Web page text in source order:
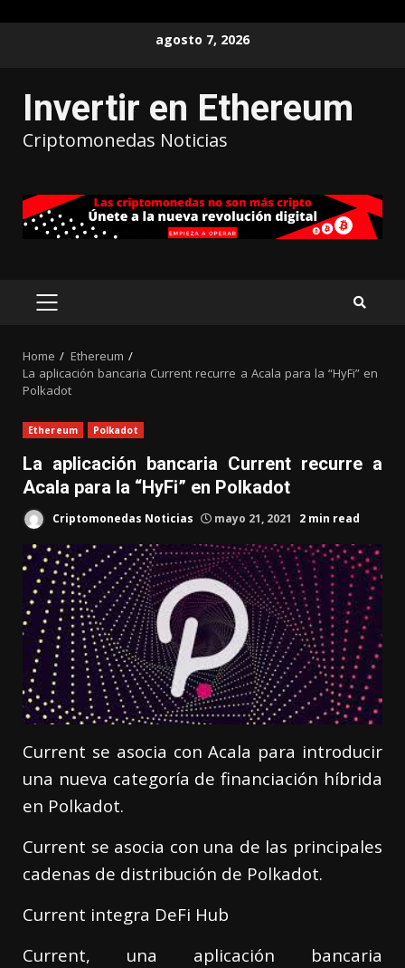
agosto 7, 2026
Invertir en Ethereum
Criptomonedas Noticias
Home
Ethereum
La aplicación bancaria Current recurre a Acala para la “HyFi” en
Polkadot
Ethereum Polkadot
La aplicación bancaria Current recurre a
Acala para la “HyFi” en Polkadot
Criptomonedas Noticias mayo 21, 2021 2 min read
Current se asocia con Acala para introducir
una nueva categoría de financiación híbrida
en Polkadot.
Current se asocia con una de las principales
cadenas de distribución de Polkadot.
Current integra DeFi Hub
Current, una aplicación bancaria